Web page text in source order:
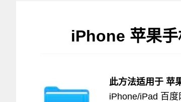
iPhone 苹果手
此方法适用于 苹
iPhone/iPad 百度